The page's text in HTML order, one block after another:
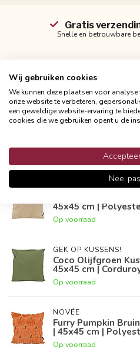
Gratis
Snelle en betrouwbare
Productomschrijving
Reviews
Gerelateerde producten
NOVÉE
45x45 cm |
Op voorraad
GEK OP KUSSENS!
Coco Olijfgroen
45x45 cm |
Op voorraad
NOVÉE
Furry Pumpkin
| 45x45 cm |
Op voorraad
Wij gebruiken cookies
We kunnen deze plaatsen voor
onze website te verbeteren,
een geweldige website-ervaring te
cookies die we gebruiken opent u de
Nee,